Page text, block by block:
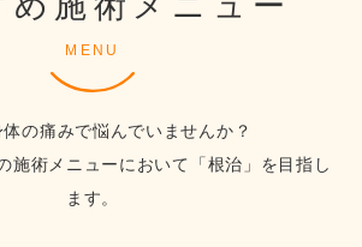
MENU
の痛みで悩んでいませんか？
施術メニューにおいて「根治」を目指し
ます。